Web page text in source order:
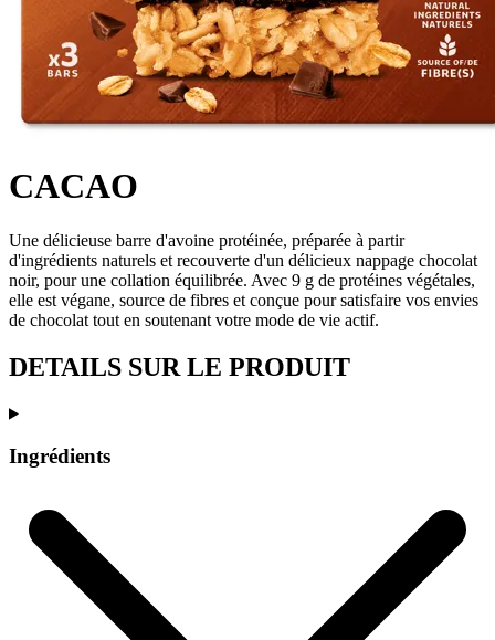
CACAO
Une délicieuse barre d'avoine protéinée, préparée à partir
d'ingrédients naturels et recouverte d'un délicieux nappage chocolat
noir, pour une collation équilibrée. Avec 9 g de protéines végétales,
elle est végane, source de fibres et conçue pour satisfaire vos envies
de chocolat tout en soutenant votre mode de vie actif.
DETAILS SUR LE PRODUIT
Ingrédients